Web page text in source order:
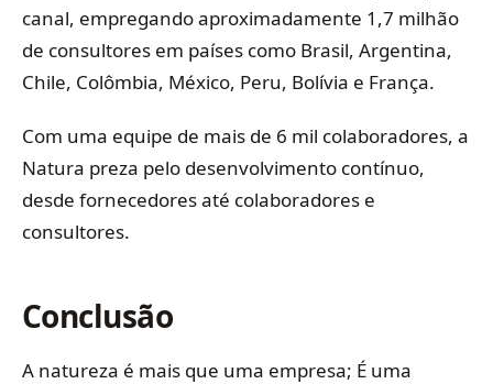
canal, empregando aproximadamente 1,7 milhão
de consultores em países como Brasil, Argentina,
Chile, Colômbia, México, Peru, Bolívia e França.
Com uma equipe de mais de 6 mil colaboradores, a
Natura preza pelo desenvolvimento contínuo,
desde fornecedores até colaboradores e
consultores.
Conclusão
A natureza é mais que uma empresa; É uma